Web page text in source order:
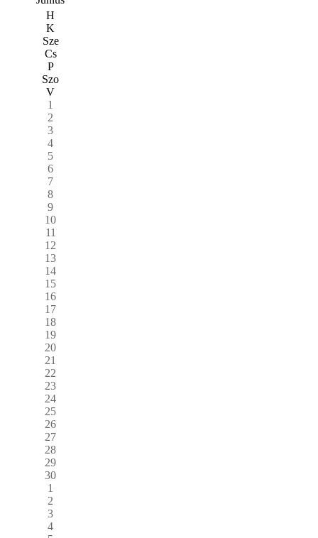
H
K
Sze
Cs
P
Szo
V
1
2
3
4
5
6
7
8
9
10
11
12
13
14
15
16
17
18
19
20
21
22
23
24
25
26
27
28
29
30
1
2
3
4